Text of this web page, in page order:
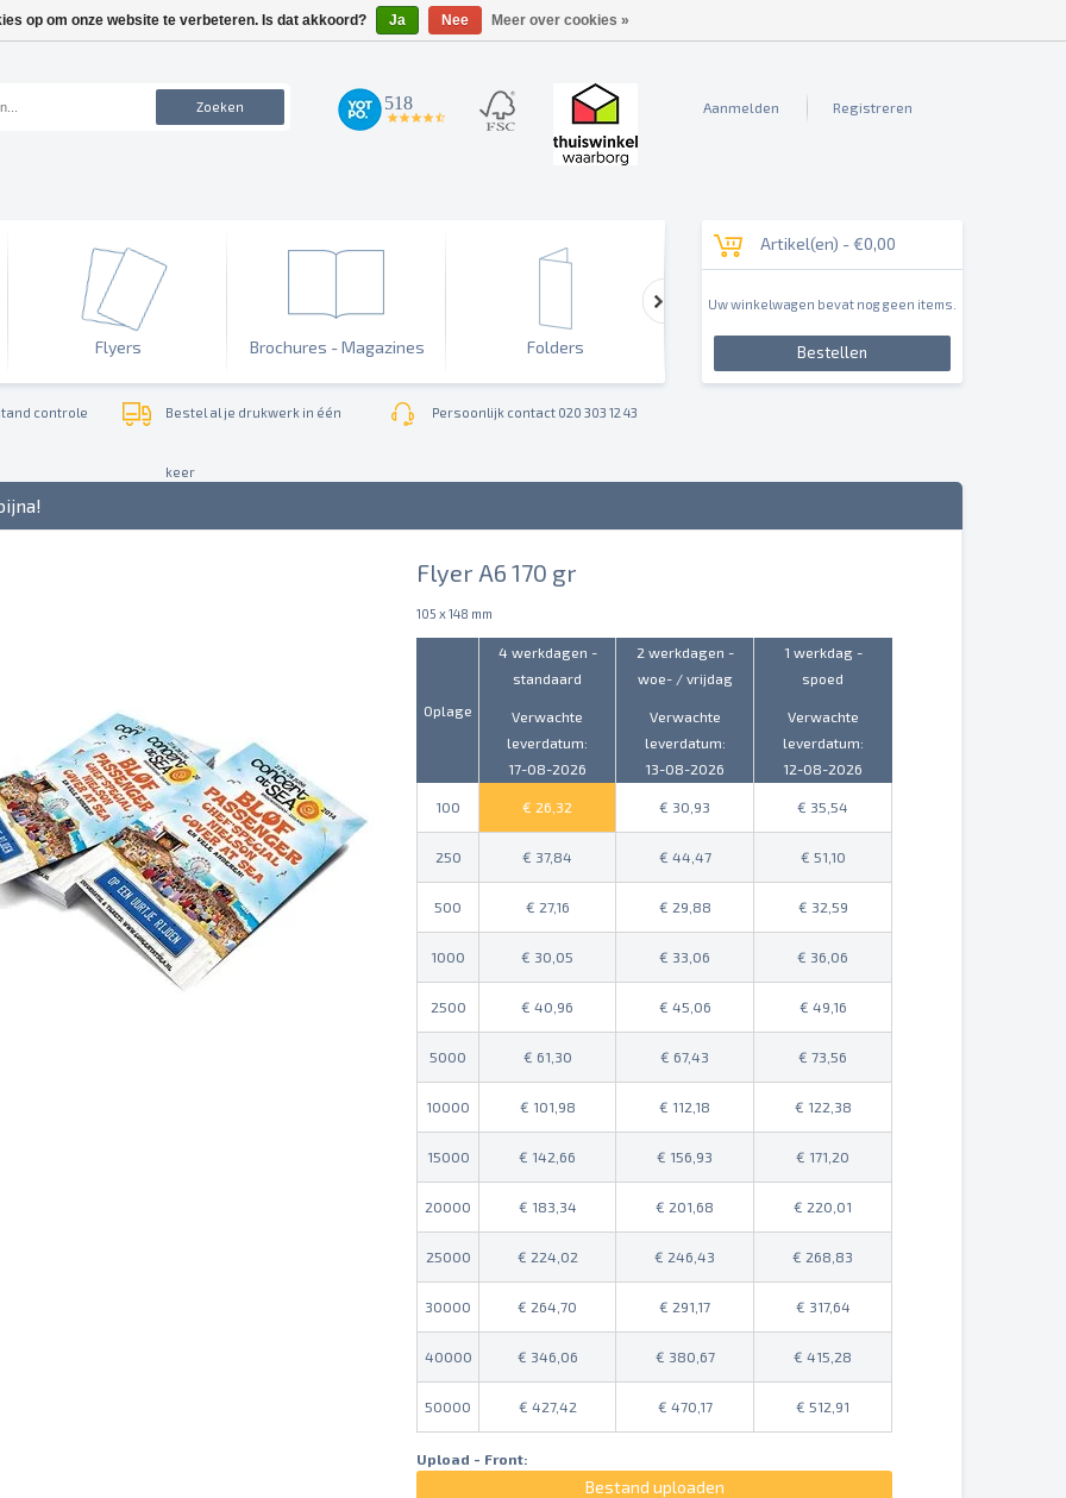
Zoeken 518 Aanmelden Registreren
Flyers Brochures - Magazines Folders Outdoor & Sign
Artikel(en) -€0,00
Uw winkelwagen bevat nog geen items.
Bestellen
controle Bestel al je drukwerk in één
keer
Persoonlijk contact 020 303 12 43
Flyer A6 170 gr
105 x 148 mm
Oplage
4 werkdagen -
standaard
Verwachte
leverdatum:
17-08-2026
2 werkdagen -
woe- / vrijdag
Verwachte
leverdatum:
13-08-2026
1 werkdag -
spoed
Verwachte
leverdatum:
12-08-2026
100 26,32 30,93 35,54
250 37,84 44,47 51,10
500 27,16 29,88 32,59
1000 30,05 33,06 36,06
2500 40,96 45,06 49,16
5000 61,30 67,43 73,56
10000 101,98 112,18 122,38
15000 142,66 156,93 171,20
20000 183,34 201,68 220,01
25000 224,02 246,43 268,83
30000 264,70 291,17 317,64
40000 346,06 380,67 415,28
50000 427,42 470,17 512,91
Upload - Front:
Bestand uploaden
op om onze website te verbeteren. Is dat akkoord? Ja Nee Meer over cookies »